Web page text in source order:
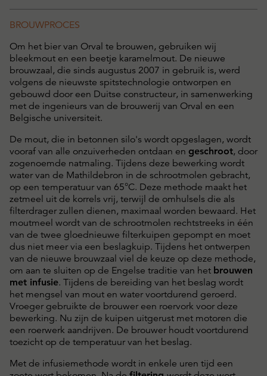
BROUWPROCES
Om het bier van Orval te brouwen, gebruiken wij
bleekmout en een beetje karamelmout. De nieuwe
brouwzaal, die sinds augustus 2007 in gebruik is, werd
volgens de nieuwste spitstechnologie ontworpen en
gebouwd door een Duitse constructeur, in samenwerking
met de ingenieurs van de brouwerij van Orval en een
Belgische universiteit.
De mout, die in betonnen silo's wordt opgeslagen, wordt
vooraf van alle onzuiverheden ontdaan en geschroot, door
zogenoemde natmaling. Tijdens deze bewerking wordt
water van de Mathildebron in de schrootmolen gebracht,
op een temperatuur van 65°C. Deze methode maakt het
zetmeel uit de korrels vrij, terwijl de omhulsels die als
filterdrager zullen dienen, maximaal worden bewaard. Het
moutmeel wordt van de schrootmolen rechtstreeks in één
van de twee gloednieuwe filterkuipen gepompt en moet
dus niet meer via een beslagkuip. Tijdens het ontwerpen
van de nieuwe brouwzaal viel de keuze op deze methode,
om aan te sluiten op de Engelse traditie van het brouwen
met infusie. Tijdens de bereiding van het beslag wordt
het mengsel van mout en water voortdurend geroerd.
Vroeger gebruikte de brouwer een roervork voor deze
bewerking. Nu zijn de kuipen uitgerust met motoren die
een roerwerk aandrijven. De brouwer houdt voortdurend
toezicht op de temperatuur van het beslag.
Met de infusiemethode wordt in enkele uren tijd een